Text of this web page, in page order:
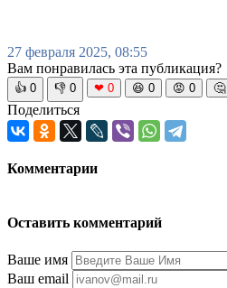
27 февраля 2025, 08:55
Вам понравилась эта публикация?
👍 0 👎 0 ❤ 0 😆 0 😡 0 🤔
Поделиться
Комментарии
Оставить комментарий
Ваше имя
Ваш email